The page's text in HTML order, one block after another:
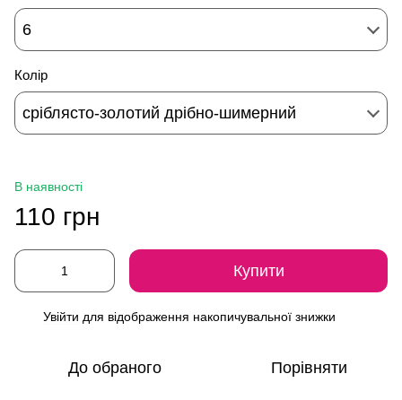
6
Колір
сріблясто-золотий дрібно-шимерний
В наявності
110 грн
Купити
Увійти для відображення накопичувальної знижки
До обраного Порівняти